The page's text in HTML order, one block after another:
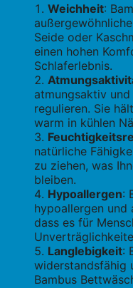
Weichheit:
Seide oder
einen hohen
Schlaferlebnis.
atmungsaktiv
regulieren. Sie
warm in kühlen
natürliche
zu ziehen, was
bleiben.
Hypoallergen:
hypoallergen und
dass es für
Langlebigkeit:
widerstandsfähig
Bambus